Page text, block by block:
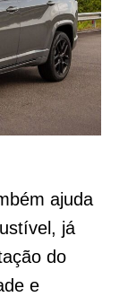
ajuda
já
do
e